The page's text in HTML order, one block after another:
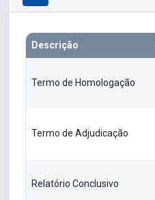
Descrição
Termo de Homologação
Termo de Adjudicação
Relatório Conclusivo